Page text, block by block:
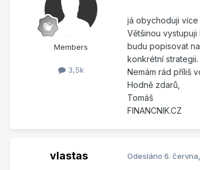
Members
3,5k
já obychoduji více
Většinou
budu popisovat
konkrétní
Nemám rád příliš
Hodně zdarů,
Tomáš
FINANCNIK.CZ
vlastas Odesláno 6.